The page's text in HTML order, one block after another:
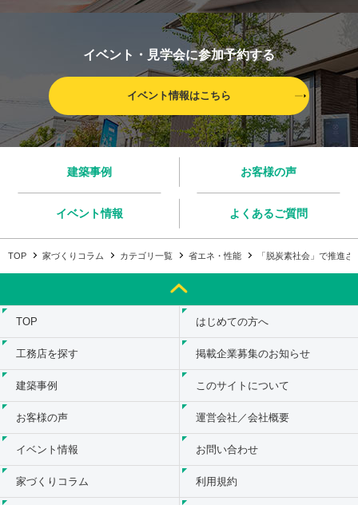
イベント・見学会に参加予約する
イベント情報はこちら
建築事例 お客様の声
イベント情報 よくあるご質問
TOP 家づくりコラム カテゴリ一覧 省エネ・性能 「脱炭素社会」で推進
TOP
工務店を探す
建築事例
お客様の声
イベント情報
家づくりコラム
はじめての方へ
掲載企業募集のお知らせ
このサイトについて
運営会社／会社概要
お問い合わせ
利用規約